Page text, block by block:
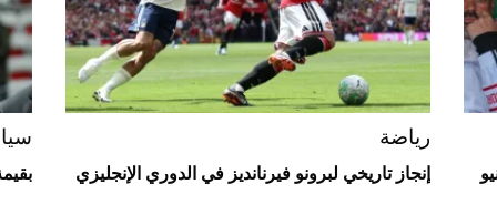
رياضة
إنجاز تاريخي لبرونو فيرنانديز في الدوري الإنجليزي